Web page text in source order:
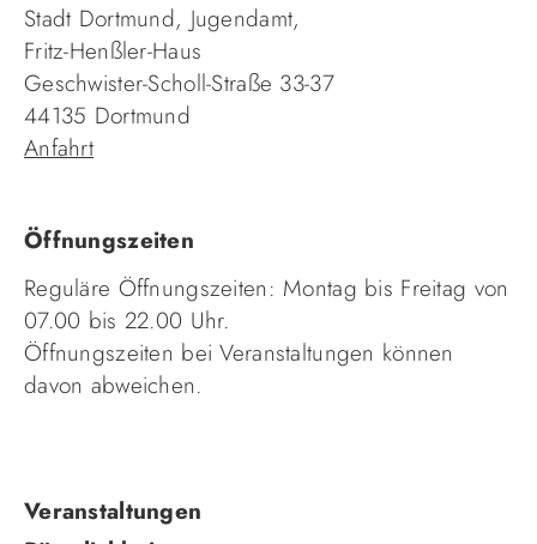
Stadt Dortmund, Jugendamt,
Fritz-Henßler-Haus
Geschwister-Scholl-Straße 33-37
44135 Dortmund
Anfahrt
Öffnungszeiten
Reguläre Öffnungszeiten: Montag bis Freitag von
07.00 bis 22.00 Uhr.
Öffnungszeiten bei Veranstaltungen können
davon abweichen.
Navigation
Veranstaltungen